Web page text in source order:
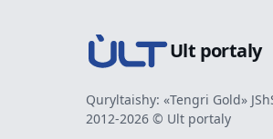
Ult portaly
Quryltaishy: «Tengri Gold»
2012-2026 © Ult portaly